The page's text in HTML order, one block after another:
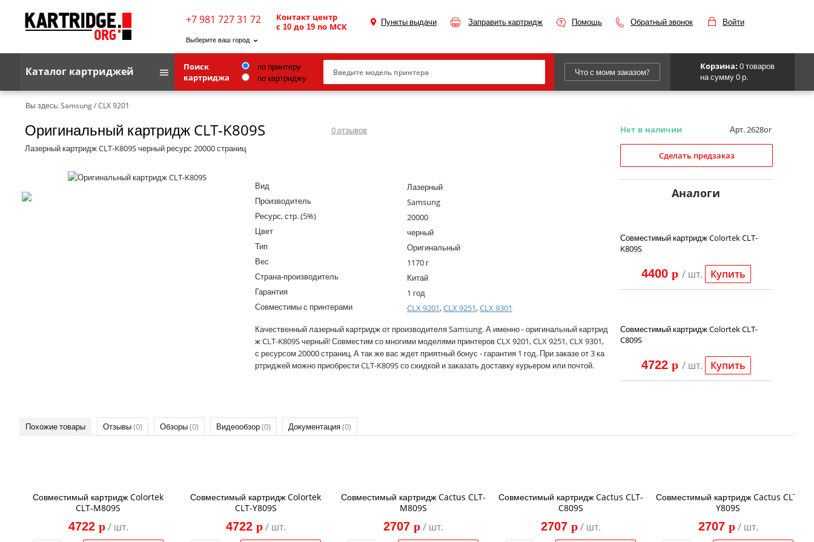
+7 981 727 31 72
Контакт центр
с 10 до 19 по МСК
Выберите ваш город
Пункты выдачи Заправить картридж Помощь Обратный звонок Войти
Каталог картриджей
Brother
G&G
Kodak
Lexmark
Xerox
Поиск
картриджа
по принтеру
по картриджу
Что с моим заказом?
Корзина: 0 товаров
на сумму 0 р.
Вы здесь:Samsung/CLX 9201
Оригинальный картридж CLT-K809S 0отзывов
Лазерный картридж CLT-K809S черный ресурс 20000 страниц
Вид
Лазерный
Производитель
Samsung
Ресурс, стр. (5%)
20000
Цвет
черный
Тип
Оригинальный
Вес
1170 г
Страна-производитель
Китай
Гарантия
1 год
Совместимы с принтерами
CLX 9201,CLX 9251,CLX 9301
Качественный лазерный картридж от производителя Samsung. А именно - оригинальный картрид
ж CLT-K809S черный! Совместим со многими моделями принтеров CLX 9201, CLX 9251, CLX 9301,
с ресурсом 20000 страниц. А так же вас ждет приятный бонус - гарантия 1 год. При заказе от 3 ка
ртриджей можно приобрести CLT-K809S со скидкой и заказать доставку курьером или почтой.
Нет в наличии Арт. 2628or
Сделать предзаказ
Аналоги
Совместимый картридж Colortek CLT-
K809S
4400 p / шт. Купить
Совместимый картридж Colortek CLT-
C809S
4722 p / шт. Купить
Похожие товары Отзывы(0) Обзоры(0) Видеообзор(0) Документация(0)
Совместимый картридж Colortek
CLT-M809S
4722 p/ шт.
Совместимый картридж Colortek
CLT-Y809S
4722 p/ шт.
Совместимый картридж Cactus CLT-
M809S
2707 p/ шт.
Совместимый картридж Cactus CLT-
C809S
2707 p/ шт.
Совместимый картридж Cactus CLT-
Y809S
2707 p/ шт.